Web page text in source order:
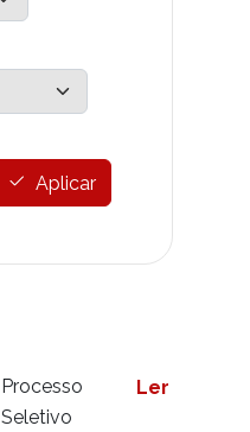
Aplicar
Processo
Seletivo
Ler mais